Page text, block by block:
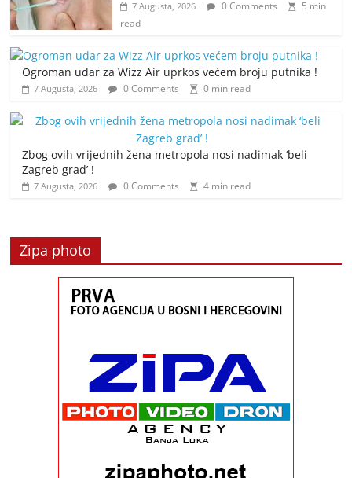
7 Augusta, 2026 0 Comments
5 min
read
Ogroman udar za Wizz Air uprkos većem broju putnika !
7 Augusta, 2026 0 Comments 0 min read
Zbog ovih vrijednih žena metropola nosi nadimak ‘beli
Zagreb grad’ !
7 Augusta, 2026 0 Comments 4 min read
Zipa photo